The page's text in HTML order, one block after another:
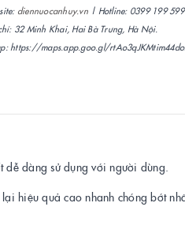
diennuocanhuy.vn| Hotline: 0399 199 599
32 Minh Khai, Hai Bà Trưng, Hà Nội.
https://maps.app.goo.gl/
dễ dàng sử dụng với người dùng.
hiệu quả cao nhanh chóng bớt